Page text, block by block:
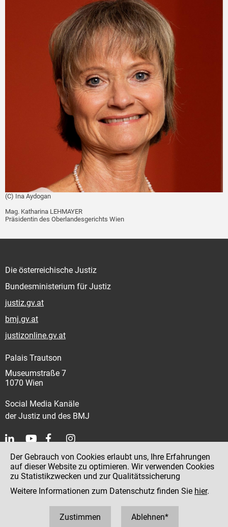
(C) Ina Aydogan
Mag. Katharina LEHMAYER
Präsidentin des Oberlandesgerichts Wien
Die österreichische Justiz
Bundesministerium für Justiz
justiz.gv.at
bmj.gv.at
justizonline.gv.at
Palais Trautson
Museumstraße 7
1070 Wien
Social Media Kanäle
der Justiz und des BMJ
Kontakt
Impressum
Datenschutz
Der Gebrauch von Cookies erlaubt uns, Ihre Erfahrungen
auf dieser Website zu optimieren. Wir verwenden Cookies
zu Statistikzwecken und zur Qualitätssicherung
Weitere Informationen zum Datenschutz finden Sie hier.
Zustimmen Ablehnen*